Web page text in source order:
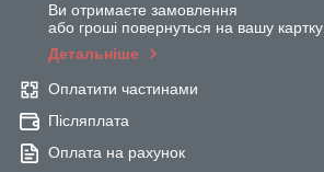
Ви отримаєте замовлення
або гроші повернуться на вашу картку
Детальніше
Оплатити частинами
Післяплата
Оплата на рахунок